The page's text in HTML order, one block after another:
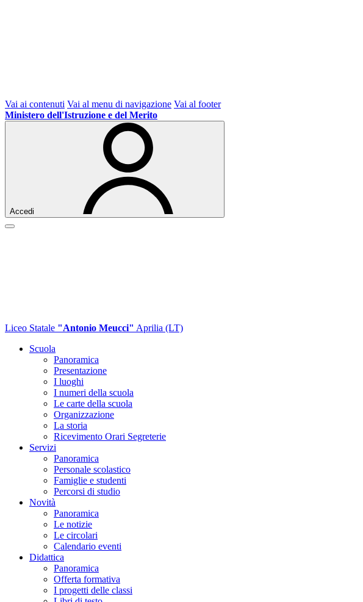
Vai ai contenuti Vai al menu di navigazione Vai al footer
Ministero dell'Istruzione e del Merito
Accedi
Liceo Statale "Antonio Meucci" Aprilia (LT)
Scuola
Panoramica
Presentazione
I luoghi
I numeri della scuola
Le carte della scuola
Organizzazione
La storia
Ricevimento Orari Segreterie
Servizi
Panoramica
Personale scolastico
Famiglie e studenti
Percorsi di studio
Novità
Panoramica
Le notizie
Le circolari
Calendario eventi
Didattica
Panoramica
Offerta formativa
I progetti delle classi